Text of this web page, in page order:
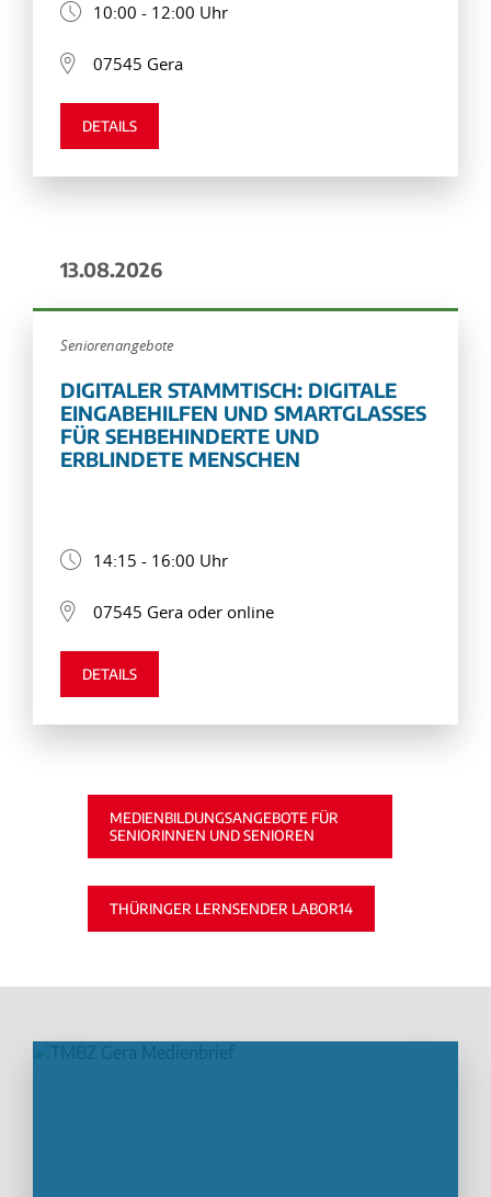
10:00 - 12:00 Uhr
07545 Gera
DETAILS
13.08.2026
Seniorenangebote
DIGITALER STAMMTISCH: DIGITALE
EINGABEHILFEN UND SMARTGLASSES
FÜR SEHBEHINDERTE UND
ERBLINDETE MENSCHEN
14:15 - 16:00 Uhr
07545 Gera oder online
DETAILS
MEDIENBILDUNGSANGEBOTE FÜR
SENIORINNEN UND SENIOREN
THÜRINGER LERNSENDER LABOR14